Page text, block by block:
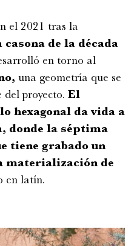
el 2021 tras la
de la década
en torno al
una geometría que se
proyecto. El
hexagonal da vida a
donde la séptima
tiene grabado un
materialización de
en latín.